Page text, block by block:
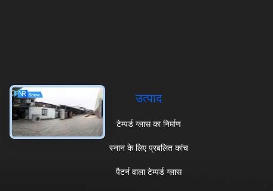
उत्पाद
टेम्पर्ड ग्लास का निर्माण
स्नान के लिए प्रबलित कांच
पैटर्न वाला टेम्पर्ड ग्लास